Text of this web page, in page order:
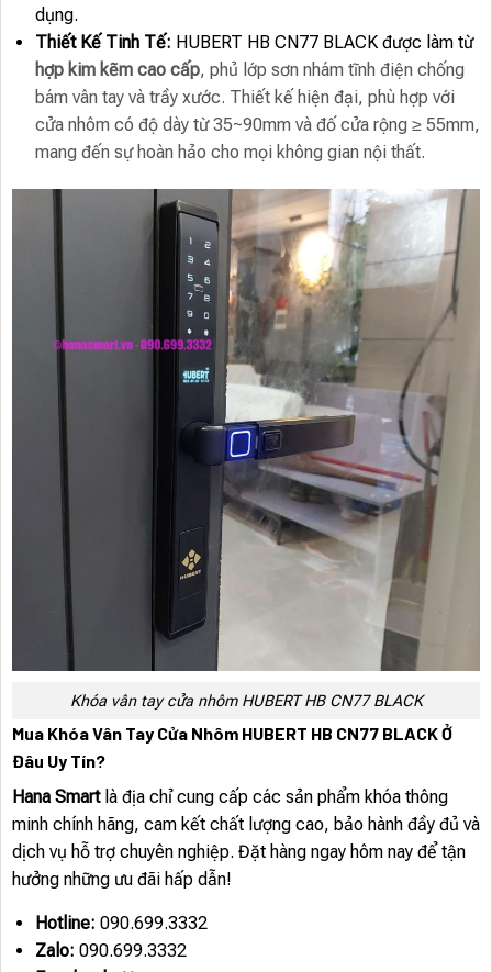
dụng.
Thiết Kế Tinh Tế: HUBERT HB CN77 BLACK được làm từ
hợp kim kẽm cao cấp, phủ lớp sơn nhám tĩnh điện chống
bám vân tay và trầy xước. Thiết kế hiện đại, phù hợp với
cửa nhôm có độ dày từ 35~90mm và đố cửa rộng ≥ 55mm,
mang đến sự hoàn hảo cho mọi không gian nội thất.
Khóa vân tay cửa nhôm HUBERT HB CN77 BLACK
Mua Khóa Vân Tay Cửa Nhôm HUBERT HB CN77 BLACK Ở
Đâu Uy Tín?
Hana Smartlà địa chỉ cung cấp các sản phẩm khóa thông
minh chính hãng, cam kết chất lượng cao, bảo hành đầy đủ và
dịch vụ hỗ trợ chuyên nghiệp. Đặt hàng ngay hôm nay để tận
hưởng những ưu đãi hấp dẫn!
Hotline: 090.699.3332
Zalo: 090.699.3332